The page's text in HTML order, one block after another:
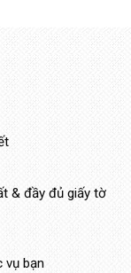
& đầy đủ giấy tờ
vụ bạn